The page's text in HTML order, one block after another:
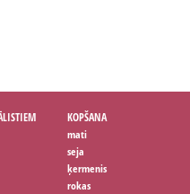
KOPŠANA
mati
seja
ķermenis
rokas